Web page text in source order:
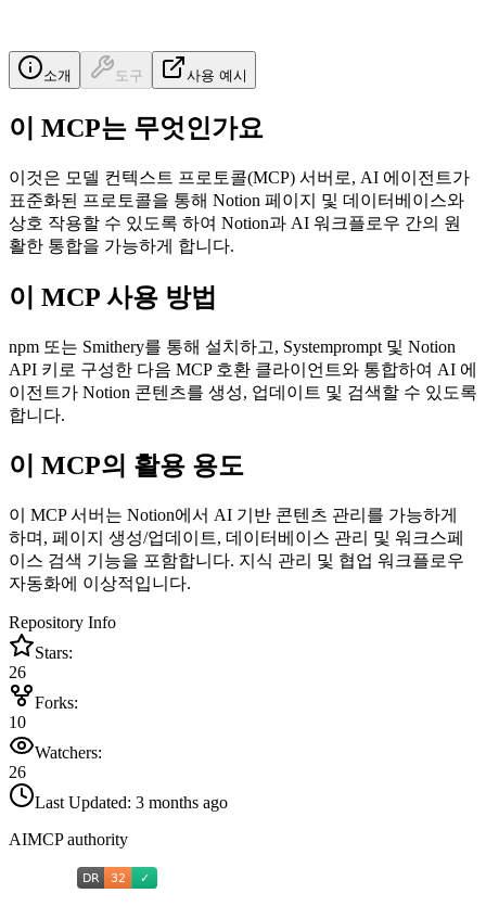
소개 도구 사용 예시
이 MCP는 무엇인가요
이것은 모델 컨텍스트 프로토콜(MCP) 서버로, AI 에이전트가
표준화된 프로토콜을 통해 Notion 페이지 및 데이터베이스와
상호 작용할 수 있도록 하여 Notion과 AI 워크플로우 간의 원
활한 통합을 가능하게 합니다.
이 MCP 사용 방법
npm 또는 Smithery를 통해 설치하고, Systemprompt 및 Notion
API 키로 구성한 다음 MCP 호환 클라이언트와 통합하여 AI 에
이전트가 Notion 콘텐츠를 생성, 업데이트 및 검색할 수 있도록
합니다.
이 MCP의 활용 용도
이 MCP 서버는 Notion에서 AI 기반 콘텐츠 관리를 가능하게
하며, 페이지 생성/업데이트, 데이터베이스 관리 및 워크스페
이스 검색 기능을 포함합니다. 지식 관리 및 협업 워크플로우
자동화에 이상적입니다.
Repository Info
Stars:
26
Forks:
10
Watchers:
26
Last Updated: 3 months ago
AIMCP authority